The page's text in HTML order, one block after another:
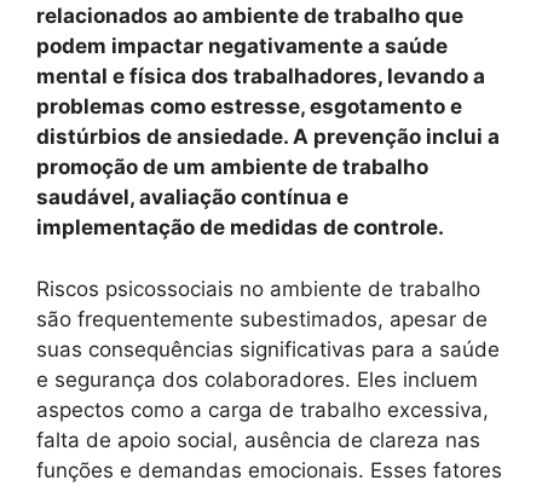
relacionados ao ambiente de trabalho que
podem impactar negativamente a saúde
mental e física dos trabalhadores, levando a
problemas como estresse, esgotamento e
distúrbios de ansiedade. A prevenção inclui a
promoção de um ambiente de trabalho
saudável, avaliação contínua e
implementação de medidas de controle.
Riscos psicossociais no ambiente de trabalho
são frequentemente subestimados, apesar de
suas consequências significativas para a saúde
e segurança dos colaboradores. Eles incluem
aspectos como a carga de trabalho excessiva,
falta de apoio social, ausência de clareza nas
funções e demandas emocionais. Esses fatores